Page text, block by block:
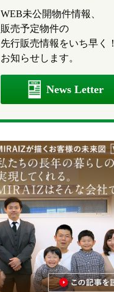
WEB未公開物件情報、
販売予定物件の
先行販売情報をいち早く！
お知らせします。
News Letter